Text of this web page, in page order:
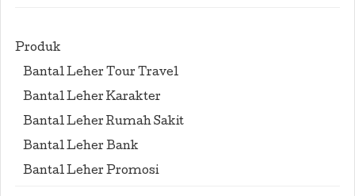
Produk
Bantal Leher Tour Travel
Bantal Leher Karakter
Bantal Leher Rumah Sakit
Bantal Leher Bank
Bantal Leher Promosi